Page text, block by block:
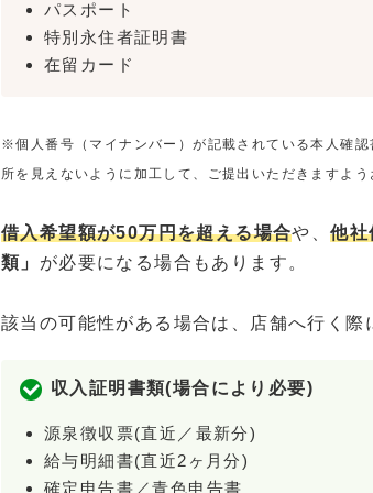
パスポート
特別永住者証明書
在留カード
※個人番号（マイナンバー）が記載されている本人確
所を見えないように加工して、ご提出いただきますよう
借入希望額が50万円を超える場合や、他社
類」 が必要になる場合もあります。
該当の可能性がある場合は、店舗へ行く際
収入証明書類(場合により必要)
源泉徴収票(直近／最新分)
給与明細書(直近2ヶ月分)
確定申告書／青色申告書